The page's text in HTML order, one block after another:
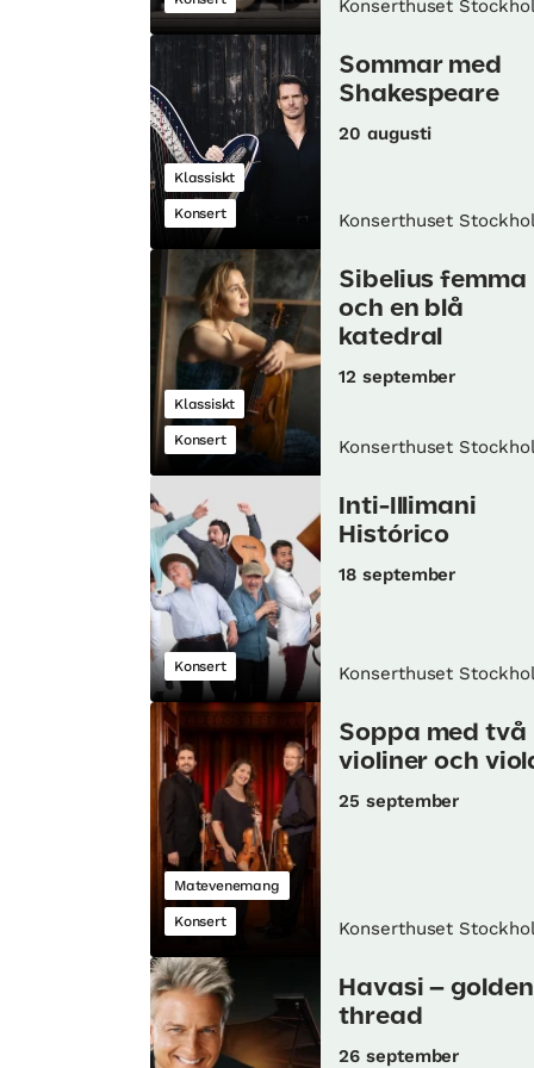
Konserthuset
Klassiskt
Konsert
Sommar med
Shakespeare
20 augusti
Konserthuset
Klassiskt
Konsert
Sibelius femma
och en blå
katedral
12 september
Konserthuset
Konsert
Inti-Illimani
Histórico
18 september
Konserthuset
Matevenemang
Konsert
Soppa med två
violiner och
25 september
Konserthuset
Havasi – golden
thread
26 september